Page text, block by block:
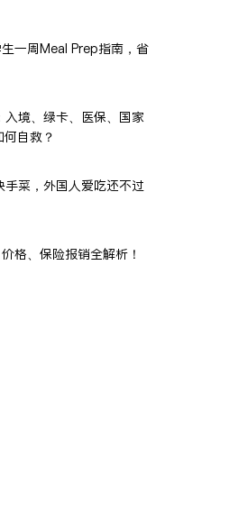
一周Meal Prep指南，省
境、绿卡、医保、国家
自救？
菜，外国人爱吃还不过
格、保险报销全解析！